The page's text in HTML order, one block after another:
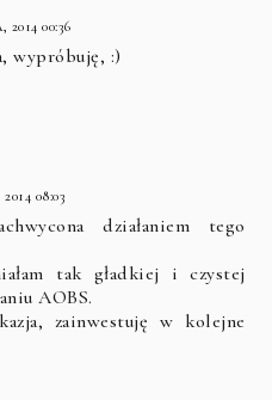
00:36
wypróbuję, :)
08:03
działaniem tego
tak gładkiej i czystej
AOBS.
zainwestuję w kolejne